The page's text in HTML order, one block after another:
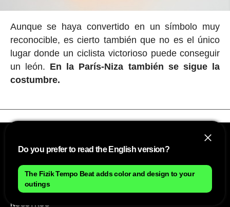
Aunque se haya convertido en un símbolo muy
reconocible, es cierto también que no es el único
lugar donde un ciclista victorioso puede conseguir
un león. En la París-Niza también se sigue la
costumbre.
NOSOTROS
Do you prefer to read the English version?
The Fizik Tempo Beat adds color and design to your
outings